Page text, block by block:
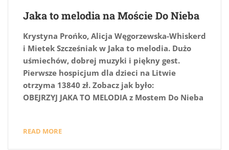
Jaka to melodia na Moście Do Nieba
Krystyna Prońko, Alicja Węgorzewska-Whiskerd
i Mietek Szcześniak w Jaka to melodia. Dużo
uśmiechów, dobrej muzyki i piękny gest.
Pierwsze hospicjum dla dzieci na Litwie
otrzyma 13840 zł. Zobacz jak było:
OBEJRZYJ JAKA TO MELODIA z Mostem Do Nieba
READ MORE